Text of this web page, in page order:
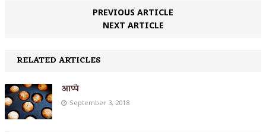
PREVIOUS ARTICLE
NEXT ARTICLE
RELATED ARTICLES
आप्पे
September 3, 2018